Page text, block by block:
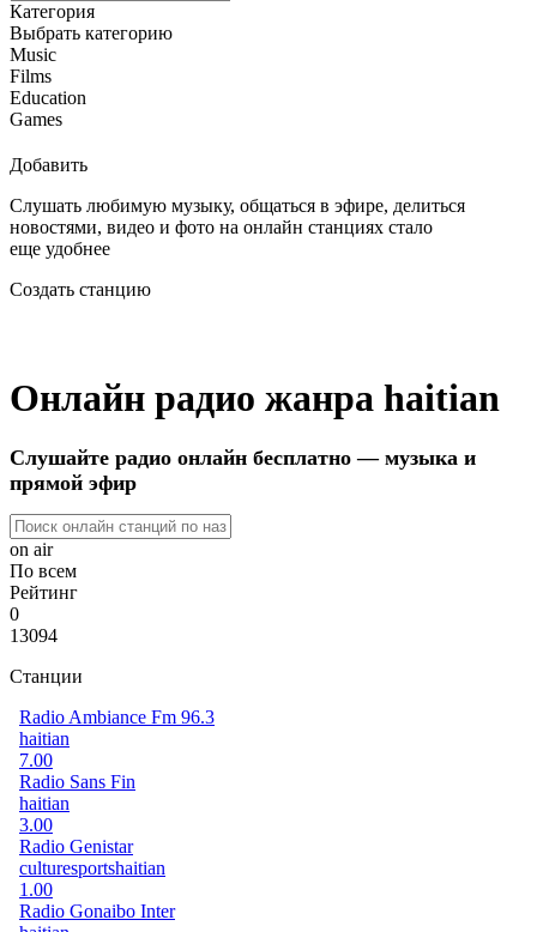
Категория
Выбрать категорию
Music
Films
Education
Games
Добавить
Слушать любимую музыку, общаться в эфире, делиться
новостями, видео и фото на онлайн станциях стало
еще удобнее
Создать станцию
Онлайн радио жанра haitian
Слушайте радио онлайн бесплатно — музыка и
прямой эфир
on air
По всем
Рейтинг
0
13094
Станции
Radio Ambiance Fm 96.3
haitian
7.00
Radio Sans Fin
haitian
3.00
Radio Genistar
culturesportshaitian
1.00
Radio Gonaibo Inter